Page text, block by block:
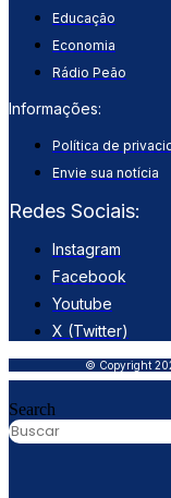
Educação
Economia
Rádio Peão
Informações:
Política de
Envie sua notícia
Redes Sociais:
Instagram
Facebook
Youtube
X (Twitter)
© Copyright
Search